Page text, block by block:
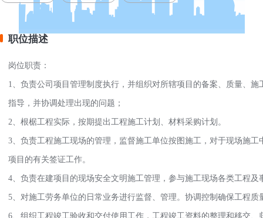
职位描述
岗位职责：
1、负责公司项目管理制度执行，并组织对所辖项目的备案、质量、
指导，并协调处理出现的问题；
2、根椐工程实际，按期提出工程施工计划、材料采购计划。
3、负责工程施工现场的管理，监督施工单位按图施工，对于现场施
项目的有关签证工作。
4、负责在建项目的现场安全文明施工管理，参与施工现场各类工程及
5、对施工劳务单位的日常业务进行监督、管理。协调控制确保工程
6、组织工程竣工验收和交付使用工作，工程竣工资料的整理和移交、